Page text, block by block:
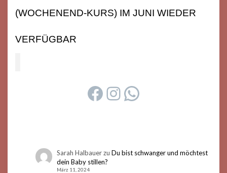
(WOCHENEND-KURS) IM JUNI WIEDER
VERFÜGBAR
FACEBOOK
INSTAGRAM
WHATSAPP
Sarah HalbauerzuDu bist schwanger und möchtest
dein Baby stillen?
März 11, 2024